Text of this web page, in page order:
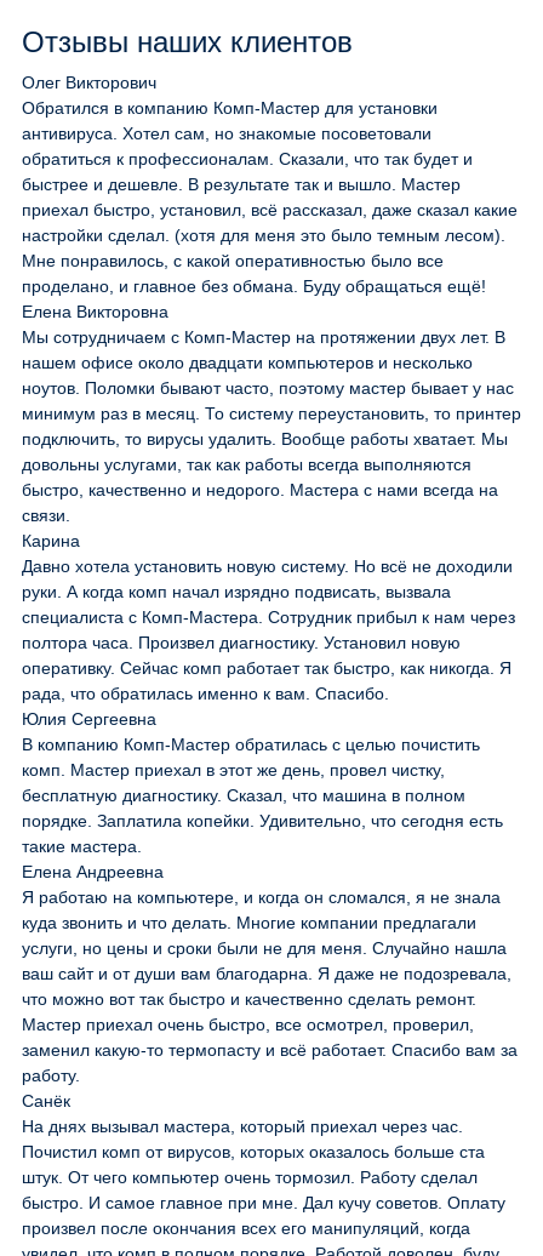
Отзывы наших клиентов
Олег Викторович
Обратился в компанию Комп-Мастер для установки
антивируса. Хотел сам, но знакомые посоветовали
обратиться к профессионалам. Сказали, что так будет и
быстрее и дешевле. В результате так и вышло. Мастер
приехал быстро, установил, всё рассказал, даже сказал какие
настройки сделал. (хотя для меня это было темным лесом).
Мне понравилось, с какой оперативностью было все
проделано, и главное без обмана. Буду обращаться ещё!
Елена Викторовна
Мы сотрудничаем с Комп-Мастер на протяжении двух лет. В
нашем офисе около двадцати компьютеров и несколько
ноутов. Поломки бывают часто, поэтому мастер бывает у нас
минимум раз в месяц. То систему переустановить, то принтер
подключить, то вирусы удалить. Вообще работы хватает. Мы
довольны услугами, так как работы всегда выполняются
быстро, качественно и недорого. Мастера с нами всегда на
связи.
Карина
Давно хотела установить новую систему. Но всё не доходили
руки. А когда комп начал изрядно подвисать, вызвала
специалиста с Комп-Мастера. Сотрудник прибыл к нам через
полтора часа. Произвел диагностику. Установил новую
оперативку. Сейчас комп работает так быстро, как никогда. Я
рада, что обратилась именно к вам. Спасибо.
Юлия Сергеевна
В компанию Комп-Мастер обратилась с целью почистить
комп. Мастер приехал в этот же день, провел чистку,
бесплатную диагностику. Сказал, что машина в полном
порядке. Заплатила копейки. Удивительно, что сегодня есть
такие мастера.
Елена Андреевна
Я работаю на компьютере, и когда он сломался, я не знала
куда звонить и что делать. Многие компании предлагали
услуги, но цены и сроки были не для меня. Случайно нашла
ваш сайт и от души вам благодарна. Я даже не подозревала,
что можно вот так быстро и качественно сделать ремонт.
Мастер приехал очень быстро, все осмотрел, проверил,
заменил какую-то термопасту и всё работает. Спасибо вам за
работу.
Санёк
На днях вызывал мастера, который приехал через час.
Почистил комп от вирусов, которых оказалось больше ста
штук. От чего компьютер очень тормозил. Работу сделал
быстро. И самое главное при мне. Дал кучу советов. Оплату
произвел после окончания всех его манипуляций, когда